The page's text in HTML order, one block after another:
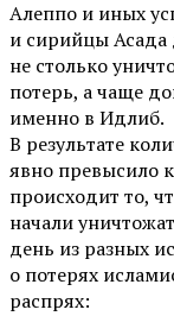
Алеппо и иных
и сирийцы Асада
не столько
потерь, а чаще
именно в Идлиб.
В результате
явно превысило
происходит то,
начали
день из разных
о потерях
распрях: